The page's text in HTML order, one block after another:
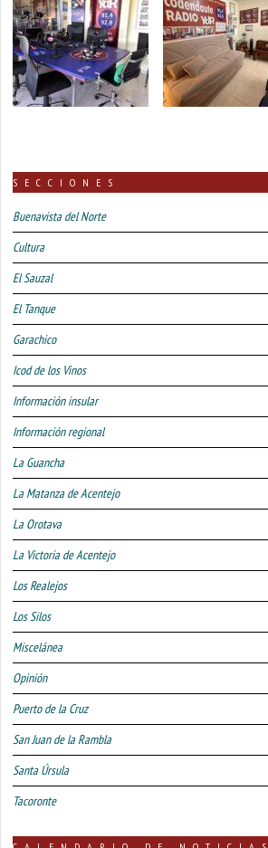
SECCIONES
Buenavista del Norte
Cultura
El Sauzal
El Tanque
Garachico
Icod de los Vinos
Información insular
Información regional
La Guancha
La Matanza de Acentejo
La Orotava
La Victoria de Acentejo
Los Realejos
Los Silos
Miscelánea
Opinión
Puerto de la Cruz
San Juan de la Rambla
Santa Úrsula
Tacoronte